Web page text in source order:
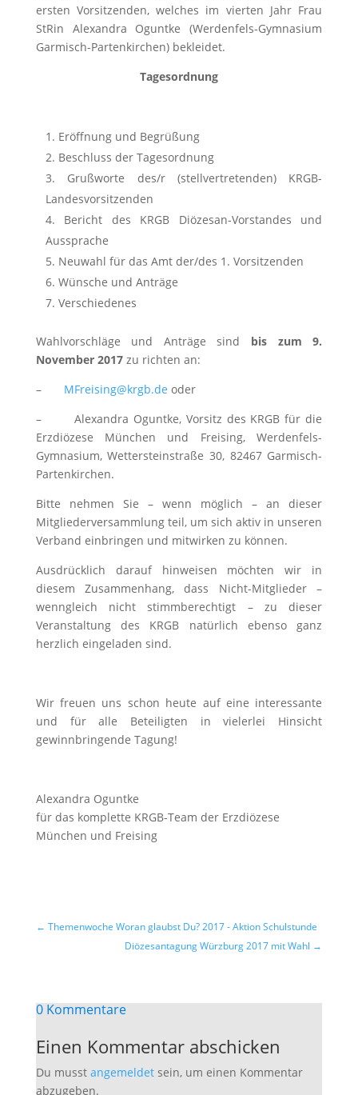
ersten Vorsitzenden, welches im vierten Jahr Frau
StRin Alexandra Oguntke (Werdenfels-Gymnasium
Garmisch-Partenkirchen) bekleidet.
Tagesordnung
Eröffnung und Begrüßung
Beschluss der Tagesordnung
Grußworte des/r (stellvertretenden) KRGB-
Landesvorsitzenden
Bericht des KRGB Diözesan-Vorstandes und
Aussprache
Neuwahl für das Amt der/des 1. Vorsitzenden
Wünsche und Anträge
Verschiedenes
Wahlvorschläge und Anträge sind bis zum 9.
November 2017zu richten an:
– MFreising@krgb.de oder
– Alexandra Oguntke, Vorsitz des KRGB für die
Erzdiözese München und Freising, Werdenfels-
Gymnasium, Wettersteinstraße 30, 82467 Garmisch-
Partenkirchen.
Bitte nehmen Sie – wenn möglich – an dieser
Mitgliederversammlung teil, um sich aktiv in unseren
Verband einbringen und mitwirken zu können.
Ausdrücklich darauf hinweisen möchten wir in
diesem Zusammenhang, dass Nicht-Mitglieder –
wenngleich nicht stimmberechtigt – zu dieser
Veranstaltung des KRGB natürlich ebenso ganz
herzlich eingeladen sind.
Wir freuen uns schon heute auf eine interessante
und für alle Beteiligten in vielerlei Hinsicht
gewinnbringende Tagung!
Alexandra Oguntke
für das komplette KRGB-Team der Erzdiözese
München und Freising
← Themenwoche Woran glaubst Du? 2017 - Aktion Schulstunde
Diözesantagung Würzburg 2017 mit Wahl →
0 Kommentare
Einen Kommentar abschicken
Du musst angemeldetsein, um einen Kommentar
abzugeben.